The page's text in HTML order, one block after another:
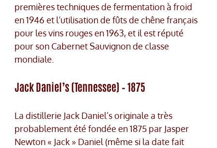
premières techniques de fermentation à froid
en 1946 et l’utilisation de fûts de chêne français
pour les vins rouges en 1963, et il est réputé
pour son Cabernet Sauvignon de classe
mondiale.
Jack Daniel’s (Tennessee) – 1875
La distillerie Jack Daniel’s originale a très
probablement été fondée en 1875 par Jasper
Newton « Jack » Daniel (même si la date fait